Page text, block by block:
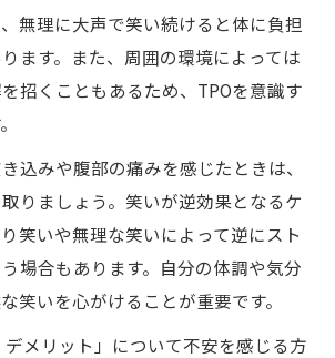
無理に大声で笑い続けると体に負担
ます。また、周囲の環境によっては
招くこともあるため、TPOを意識す
込みや腹部の痛みを感じたときは、
りましょう。笑いが逆効果となるケ
笑いや無理な笑いによって逆にスト
場合もあります。自分の体調や気分
笑いを心がけることが重要です。
デメリット」について不安を感じる方